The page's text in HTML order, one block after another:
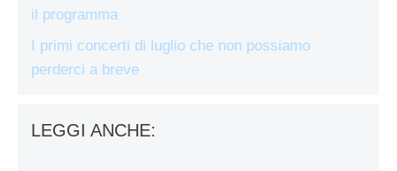
il programma
I primi concerti di luglio che non possiamo
perderci a breve
LEGGI ANCHE: